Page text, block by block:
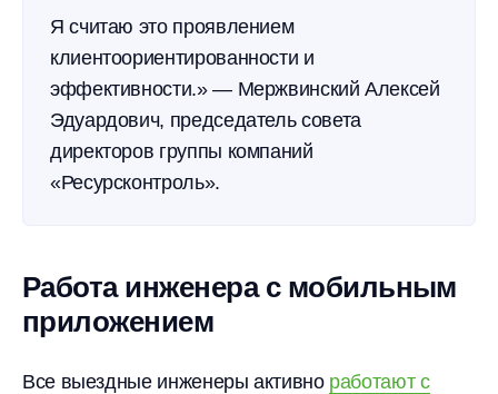
Я считаю это проявлением
клиентоориентированности и
эффективности.» — Мержвинский Алексей
Эдуардович, председатель совета
директоров группы компаний
«Ресурсконтроль».
Работа инженера с мобильным
приложением
Все выездные инженеры активно работают с